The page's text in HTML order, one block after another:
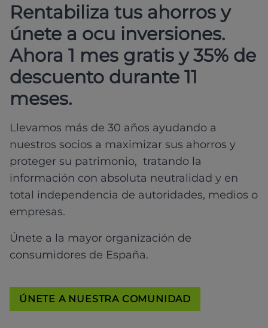
Rentabiliza tus ahorros y
únete a ocu inversiones.
Ahora 1 mes gratis y 35% de
descuento durante 11
meses.
Llevamos más de 30 años ayudando a
nuestros socios a maximizar sus ahorros y
proteger su patrimonio, tratando la
información con absoluta neutralidad y en
total independencia de autoridades, medios o
empresas.
Únete a la mayor organización de
consumidores de España.
ÚNETE A NUESTRA COMUNIDAD